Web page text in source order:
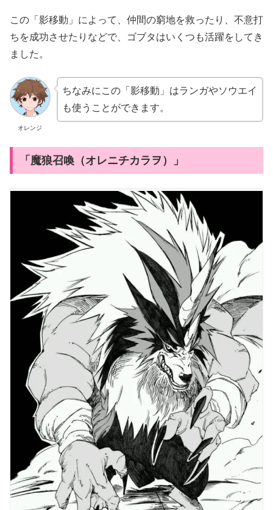
この「影移動」によって、仲間の窮地を救ったり、不意打
ちを成功させたりなどで、ゴブタはいくつも活躍をしてき
ました。
オレンジ
ちなみにこの「影移動」はランガやソウエイ
も使うことができます。
「魔狼召喚（オレニチカラヲ）」